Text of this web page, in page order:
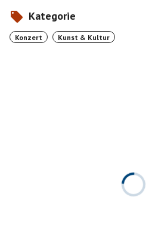
Kategorie
Konzert Kunst & Kultur